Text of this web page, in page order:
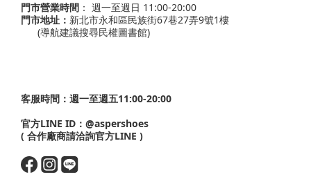
門市營業時間 ： 週一至週日 11:00-20:00
門市地址： 新北市永和區民族街67巷27弄9號1樓
(導航建議搜尋民權圖書館)
客服時間：週一至週五11:00-20:00
官方LINE ID： @aspershoes
( 合作廠商請洽詢官方LINE )